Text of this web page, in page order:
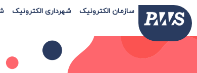
سازمان الکترونیک شهرداری الکترونیک